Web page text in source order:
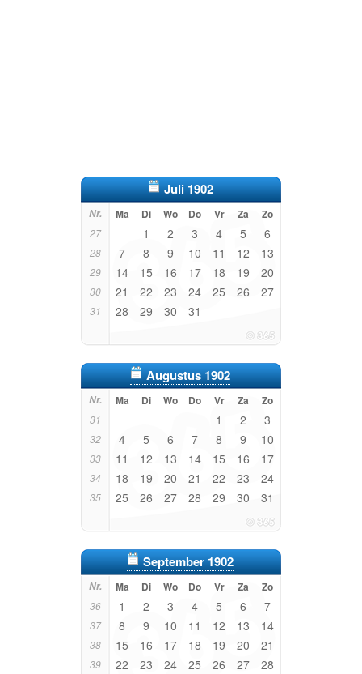
Juli 1902
Nr. Ma Di Wo Do Vr Za Zo
27 1 2 3 4 5 6
28 7 8 9 10 11 12 13
29 14 15 16 17 18 19 20
30 21 22 23 24 25 26 27
31 28 29 30 31
Augustus 1902
Nr. Ma Di Wo Do Vr Za Zo
31 1 2 3
32 4 5 6 7 8 9 10
33 11 12 13 14 15 16 17
34 18 19 20 21 22 23 24
35 25 26 27 28 29 30 31
September 1902
Nr. Ma Di Wo Do Vr Za Zo
36 1 2 3 4 5 6 7
37 8 9 10 11 12 13 14
38 15 16 17 18 19 20 21
39 22 23 24 25 26 27 28